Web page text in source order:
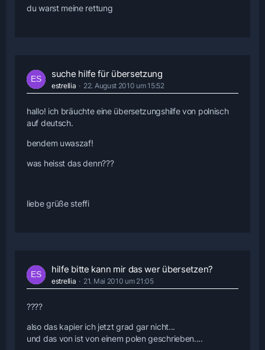
du warst meine rettung
suche hilfe für übersetzung
estrellia 22. August 2010 um 15:52
hallo! ich bräuchte eine übersetzungshilfe von polnisch
auf deutsch.
bendem uwaszaf!
was heisst das denn???
liebe grüße steffi
hilfe bitte kann mir das wer übersetzen?
estrellia 21. Mai 2010 um 21:05
????
also das kapier ich jetzt grad gar nicht...
und das von ist von einem polen geschrieben....